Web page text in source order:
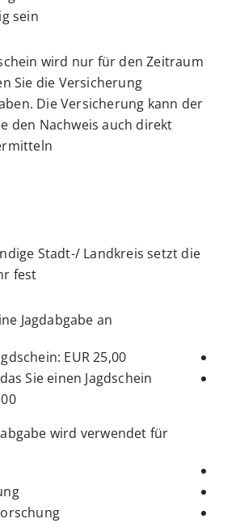
sein.
wird nur für den Zeitraum
Sie die Versicherung
Die Versicherung kann der
den Nachweis auch direkt
Stadt-/ Landkreis setzt die
fest.
Jagdabgabe an:
EUR 25,00
Sie einen Jagdschein
wird verwendet für